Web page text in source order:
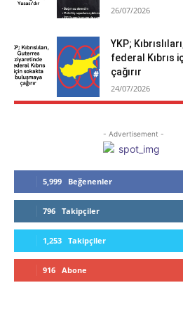
26/07/2026
YKP;
federal Kıbrıs
çağırır
24/07/2026
- Advertisement -
5,999 Beğenenler
796 Takipçiler
1,253 Takipçiler
916 Abone